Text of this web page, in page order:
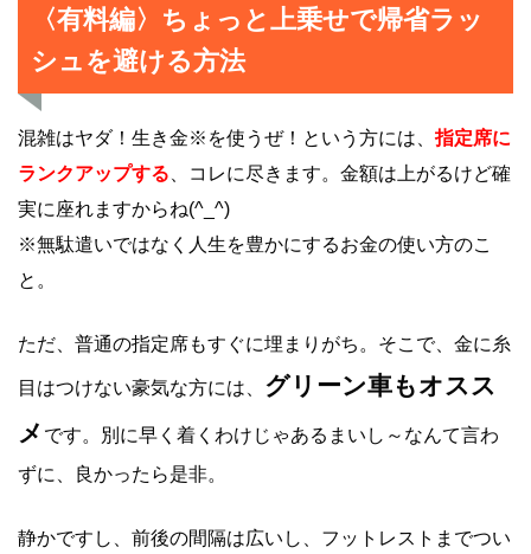
〈有料編〉ちょっと上乗せで帰省ラッ
シュを避ける方法
混雑はヤダ！生き金※を使うぜ！という方には、指定席に
ランクアップする 、コレに尽きます。金額は上がるけど確
実に座れますからね(^_^)
※無駄遣いではなく人生を豊かにするお金の使い方のこ
と。
ただ、普通の指定席もすぐに埋まりがち。そこで、金に糸
目はつけない豪気な方には、 グリーン車もオスス
メ です。別に早く着くわけじゃあるまいし～なんて言わ
ずに、良かったら是非。
静かですし、前後の間隔は広いし、フットレストまでつい